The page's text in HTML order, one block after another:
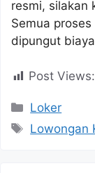
resmi, silakan
Semua
dipungut
Post Views:
Kategori
Loker
Tag
Lowongan